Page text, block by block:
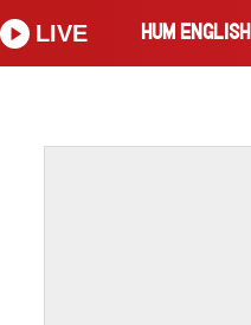
HUM ENGLISH
LIVE